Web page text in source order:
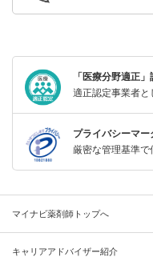
「医療分野適正
適正認定事業者と
プライバシーマー
厳密な管理基準で
マイナビ薬剤師トップへ
キャリアアドバイザー紹介